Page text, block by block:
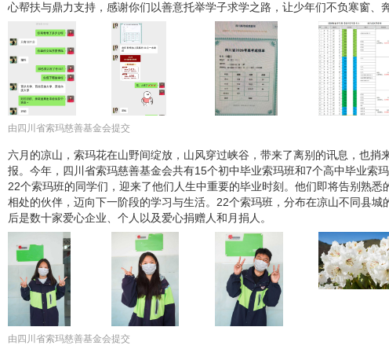
心帮扶与鼎力支持，感谢你们以善意托举学子求学之路，让少年们不负寒窗、
由四川省索玛慈善基金会提交
六月的凉山，索玛花在山野间绽放，山风穿过峡谷，带来了离别的讯息，也捎
报。今年，四川省索玛慈善基金会共有15个初中毕业索玛班和7个高中毕业
22个索玛班的同学们，迎来了他们人生中重要的毕业时刻。他们即将告别熟悉
相处的伙伴，迈向下一阶段的学习与生活。22个索玛班，分布在凉山不同县城
后是数十家爱心企业、个人以及爱心捐赠人和月捐人。
由四川省索玛慈善基金会提交